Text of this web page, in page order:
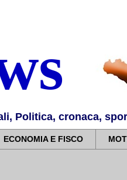
Politica, cronaca,
ECONOMIA E FISCO